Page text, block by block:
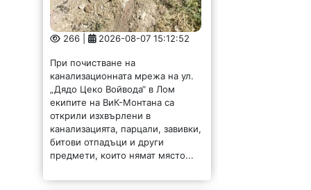
266 | 2026-08-07 15:12:52
При почистване на
канализационната мрежа на ул.
„Дядо Цеко Войвода“ в Лом
екипите на ВиК-Монтана са
открили изхвърлени в
канализацията, парцали, завивки,
битови отпадъци и други
предмети, които нямат място...